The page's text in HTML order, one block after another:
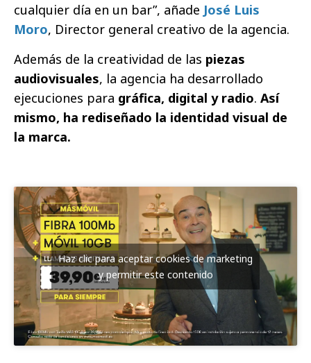
cualquier día en un bar”, añade José Luis
Moro, Director general creativo de la agencia.
Además de la creatividad de las piezas
audiovisuales, la agencia ha desarrollado
ejecuciones para gráfica, digital y radio. Así
mismo, ha rediseñado la identidad visual de
la marca.
Haz clic para aceptar cookies de marketing
y permitir este contenido